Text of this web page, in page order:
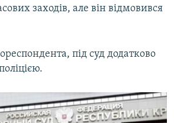
заходів, але він відмовився
під суд додатково